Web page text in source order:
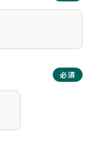
必須